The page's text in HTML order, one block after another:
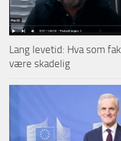
Lang levetid: Hva som
være skadelig